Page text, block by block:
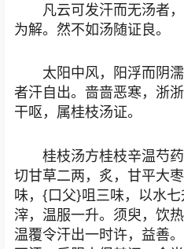
凡云可发汗而无汤者
为解。然不如汤随证良。
太阳中风，阳浮而阴
者汗自出。啬啬恶寒，浙
干呕，属桂枝汤证。
桂枝汤方桂枝辛温芍
切甘草二两，炙，甘平大
味，{口父}咀三味，以水
滓，温服一升。须臾，饮
温覆令汗出一时许，益善